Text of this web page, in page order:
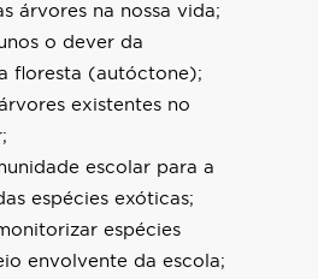
árvores na nossa vida;
o dever da
floresta (autóctone);
existentes no
escolar para a
espécies exóticas;
espécies
envolvente da escola;